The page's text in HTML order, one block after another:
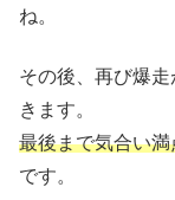
ね。
その後、再び爆
きます。
最後まで気合い
です。